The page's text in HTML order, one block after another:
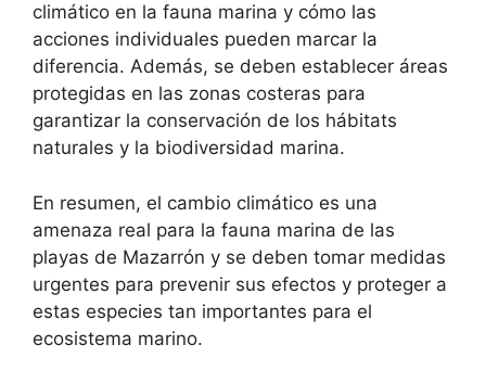
climático en la fauna marina y cómo las
acciones individuales pueden marcar la
diferencia. Además, se deben establecer áreas
protegidas en las zonas costeras para
garantizar la conservación de los hábitats
naturales y la biodiversidad marina.
En resumen, el cambio climático es una
amenaza real para la fauna marina de las
playas de Mazarrón y se deben tomar medidas
urgentes para prevenir sus efectos y proteger a
estas especies tan importantes para el
ecosistema marino.